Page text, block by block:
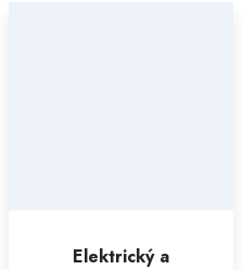
Elektrický a